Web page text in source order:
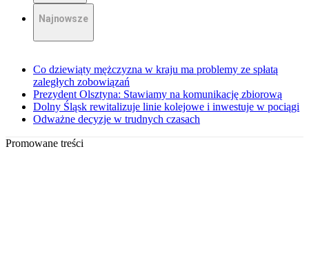
Najnowsze
Co dziewiąty mężczyzna w kraju ma problemy ze spłatą
zaległych zobowiązań
Prezydent Olsztyna: Stawiamy na komunikację zbiorową
Dolny Śląsk rewitalizuje linie kolejowe i inwestuje w pociągi
Odważne decyzje w trudnych czasach
Promowane treści